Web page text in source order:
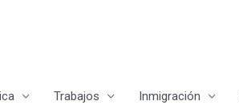
Trabajos Inmigración